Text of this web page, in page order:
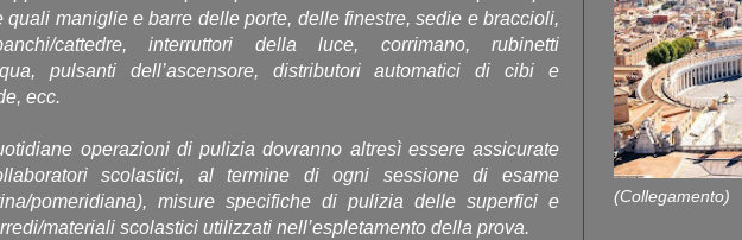
quali maniglie e barre delle porte, delle finestre, sedie e braccioli,
cattedre, interruttori della luce, corrimano, rubinetti
pulsanti dell’ascensore, distributori automatici di cibi e
ecc.
operazioni di pulizia dovranno altresì essere assicurate
scolastici, al termine di ogni sessione di esame
pomeridiana), misure specifiche di pulizia delle superfici e
materiali scolastici utilizzati nell’espletamento della prova.
(Collegamento)